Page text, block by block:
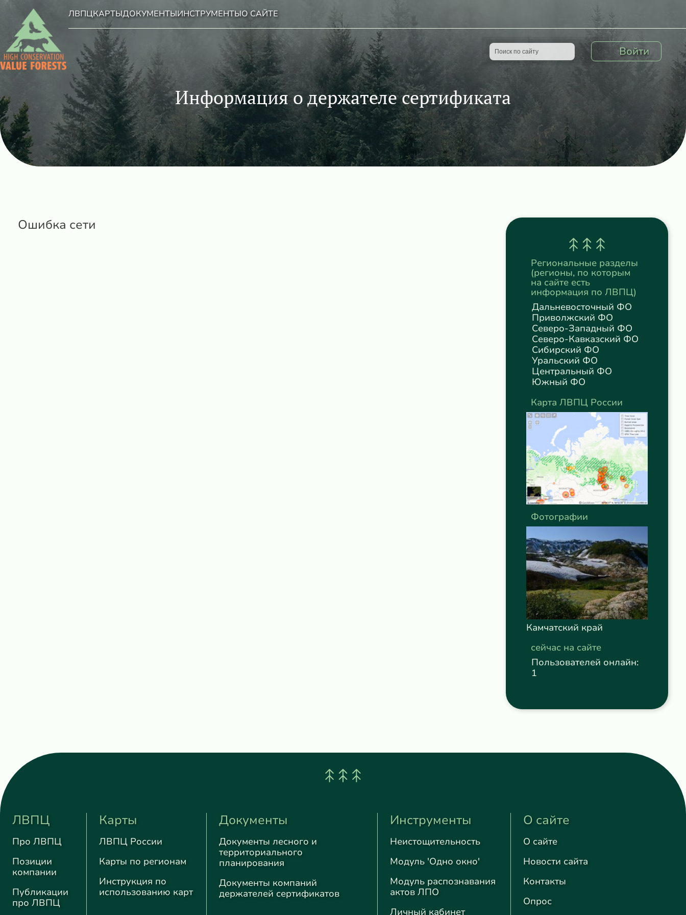
ЛВПЦКАРТЫДОКУМЕНТЫИНСТРУМЕНТЫО САЙТЕ
Войти
Информация о держателе сертификата
Ошибка сети
Региональные разделы
(регионы, по которым
на сайте есть
информация по ЛВПЦ)
Дальневосточный ФО
Приволжский ФО
Северо-Западный ФО
Северо-Кавказский ФО
Сибирский ФО
Уральский ФО
Центральный ФО
Южный ФО
Карта ЛВПЦ России
Фотографии
Камчатский край
сейчас на сайте
Пользователей онлайн:
1
ЛВПЦ
Про ЛВПЦ
Позиции
компании
Публикации
про ЛВПЦ
Карты
ЛВПЦ России
Карты по регионам
Инструкция по
использованию карт
Документы
Документы лесного и
территориального
планирования
Документы компаний
держателей сертификатов
Инструменты
Неистощительность
Модуль 'Одно окно'
Модуль распознавания
актов ЛПО
Личный кабинет
О сайте
О сайте
Новости сайта
Контакты
Опрос